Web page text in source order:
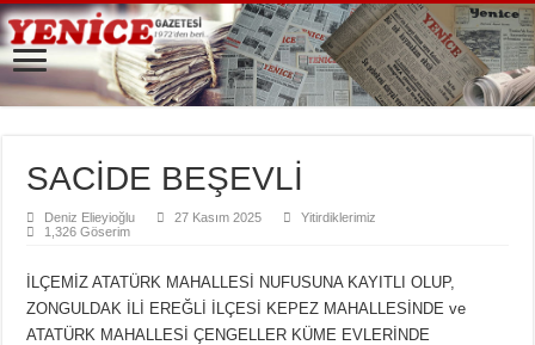
SACİDE BEŞEVLİ
Deniz Elieyioğlu 27 Kasım 2025
Yitirdiklerimiz
1,326 Göserim
İLÇEMİZ ATATÜRK MAHALLESİ NUFUSUNA KAYITLI OLUP,
ZONGULDAK İLİ EREĞLİ İLÇESİ KEPEZ MAHALLESİNDE ve
ATATÜRK MAHALLESİ ÇENGELLER KÜME EVLERİNDE